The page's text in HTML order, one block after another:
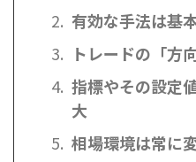
有効な手法は基
トレードの「方
指標やその設定
大
相場環境は常に